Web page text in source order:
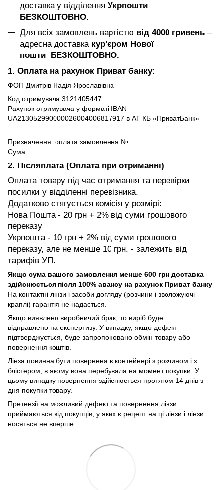
доставка у відділення Укрпошти
БЕЗКОШТОВНО.
Для всіх замовлень вартістю від 4000 гривень –
адресна доставка кур'єром Нової
пошти БЕЗКОШТОВНО.
1. Оплата на рахунок Приват банку:
ФОП Дмитрів Надія Ярославівна
Код отримувача 3121405447
Рахунок отримувача у форматі IBAN
UA213052990000026004006817917 в АТ КБ «ПриватБанк»
Призначення: оплата замовлення №
Сума:
2. Післяплата (Оплата при отриманні)
Оплата товару під час отримання та перевірки
посилки у відділенні перевізника.
Додатково стягується комісія у розмірі:
Нова Пошта - 20 грн + 2% від суми грошового
переказу
Укрпошта - 10 грн + 2% від суми грошового
переказу, але не менше 10 грн. - залежить від
тарифів УП.
Якщо сума вашого замовлення менше 600 грн доставка
здійснюється після 100% авансу на рахунок Приват банку
На контактні лінзи і засоби догляду (розчини і зволожуючі
краплі) гарантія не надається.
Якщо виявлено виробничий брак, то виріб буде
відправлено на експертизу. У випадку, якщо дефект
підтверджується, буде запропоновано обмін товару або
повернення коштів.
Лінза повинна бути повернена в контейнері з розчином і з
блістером, в якому вона перебувала на момент покупки. У
цьому випадку повернення здійснюється протягом 14 днів з
дня покупки товару.
Претензії на можливий дефект та повернення лінзи
приймаються від покупців, у яких є рецепт на ці лінзи і лінзи
носяться не вперше.